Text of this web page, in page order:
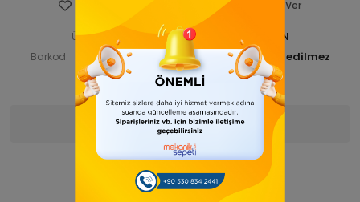
Fiyatı Düşünce Haber Ver
Ürün Kodu: STNSNT140 00169-ANAÜRÜN
Barkod: STNSNT14000169 İade Bilgisi:
Ürün Bilgisi Yorumlar